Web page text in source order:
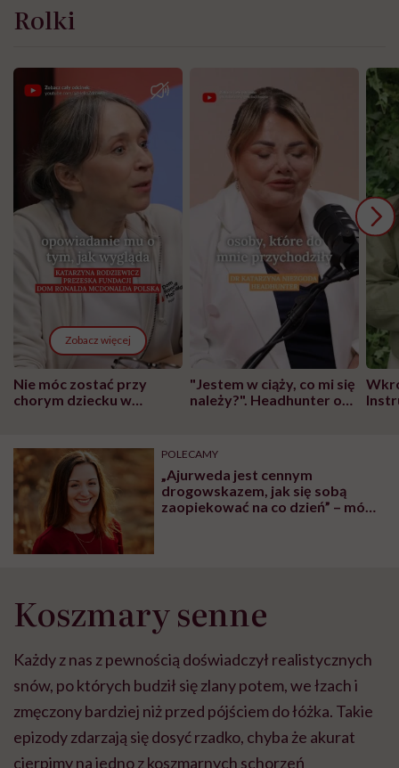
Rolki
Zobacz więcej
Nie móc zostać przy
chorym dziecku w
może chyba tylko
głupota i brak
wyobraźni"
"Jestem w ciąży, co mi się
należy?". Headhunter o
pracy
POLECAMY
„Ajurweda jest cennym
drogowskazem, jak się sobą
zaopiekować na co dzień” – mówi
Koszmary senne
Każdy z nas z pewnością doświadczył realistycznych
snów, po których budził się zlany potem, we łzach i
zmęczony bardziej niż przed pójściem do łóżka. Takie
epizody zdarzają się dosyć rzadko, chyba że akurat
cierpimy na jedno z koszmarnych schorzeń